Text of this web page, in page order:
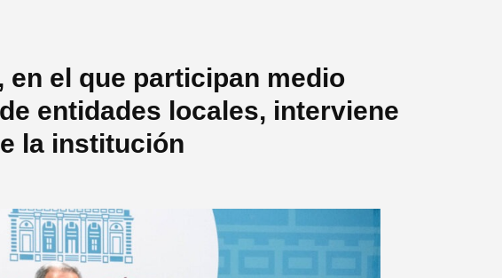
en el que participan medio
entidades locales, interviene
la institución